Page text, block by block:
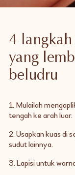
4
yang
beludru
1. Mulailah
tengah ke arah luar.
2. Usapkan kuas di
sudut lainnya.
3. Lapisi untuk